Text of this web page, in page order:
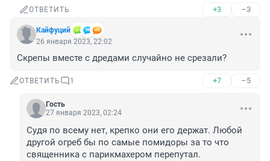
ОТВЕТИТЬ +3 –3
Кайфуций
26 января 2023, 22:02
Скрепы вместе с дредами случайно не срезали?
ОТВЕТИТЬ 1 +7 –5
Гость
27 января 2023, 02:24
Судя по всему нет, крепко они его держат. Любой
другой огреб бы по самые помидоры за то что
священника с парикмахером перепутал.